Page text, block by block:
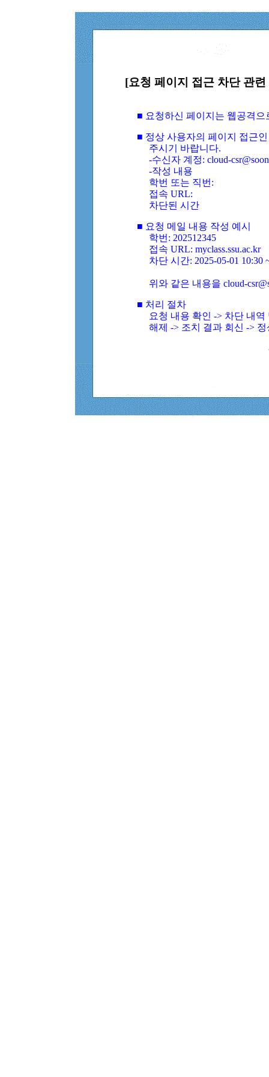
[요청 페이지 접근 차단 관
■ 요청하신 페이지는 웹공격
■ 정상 사용자의 페이지 접근
주시기 바랍니다.
-수신자 계정: cloud-
-작성 내용
학번 또는 직번:
접속 URL:
차단된 시간
■ 요청 메일 내용 작성 예시
학번: 202512345
접속 URL: myclass.ssu.ac.kr
차단 시간: 2025-05-01 10:30
위와 같은 내용을 cloud-
■ 처리 절차
요청 내용 확인 -> 차단 내
해제 -> 조치 결과 회신 ->